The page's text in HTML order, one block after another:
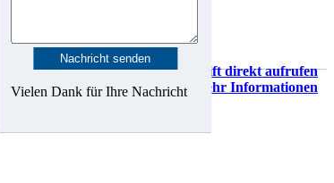
Vorschrift direkt aufrufen
Mehr Informationen
Vielen Dank für Ihre Nachricht